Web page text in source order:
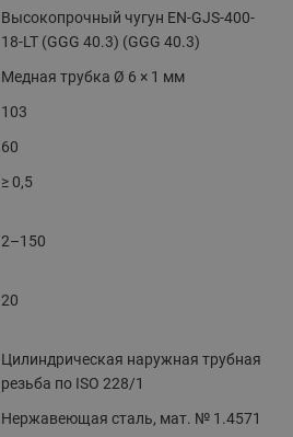
Высокопрочный чугун EN-GJS-400-
18-LT (GGG 40.3) (GGG 40.3)
Медная трубка Ø 6 × 1 мм
103
60
≥ 0,5
2–150
20
Цилиндрическая наружная трубная
резьба по ISO 228/1
Нержавеющая сталь, мат. № 1.4571